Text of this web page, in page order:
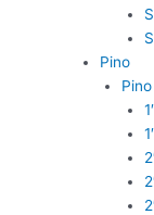
Pino